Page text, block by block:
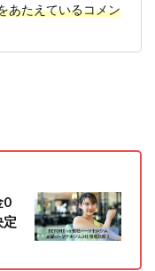
あたえているコメン
0
定